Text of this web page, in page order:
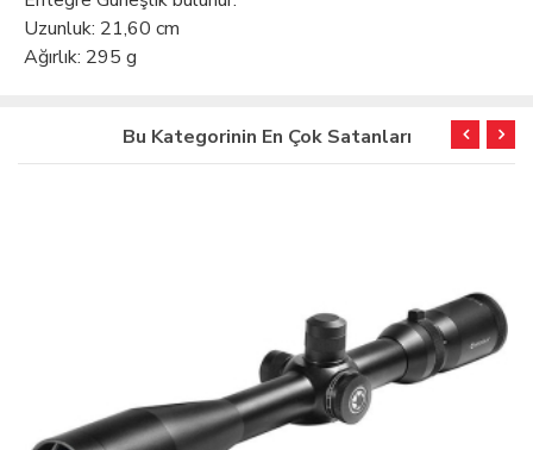
Uzunluk: 21,60 cm
Ağırlık: 295 g
Bu Kategorinin En Çok Satanları